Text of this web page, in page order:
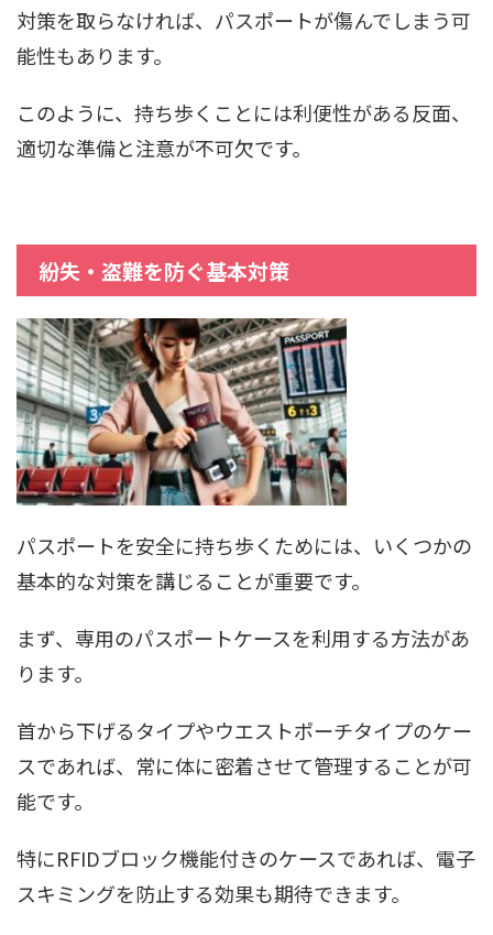
対策を取らなければ、パスポートが傷んでしまう可
能性もあります。
このように、持ち歩くことには利便性がある反面、
適切な準備と注意が不可欠です。
紛失・盗難を防ぐ基本対策
パスポートを安全に持ち歩くためには、いくつかの
基本的な対策を講じることが重要です。
まず、専用のパスポートケースを利用する方法があ
ります。
首から下げるタイプやウエストポーチタイプのケー
スであれば、常に体に密着させて管理することが可
能です。
特にRFIDブロック機能付きのケースであれば、電子
スキミングを防止する効果も期待できます。